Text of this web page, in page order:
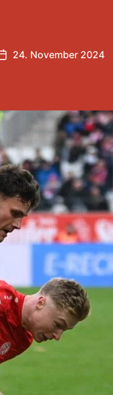
Veröffentlichungsdatum
24. November 2024